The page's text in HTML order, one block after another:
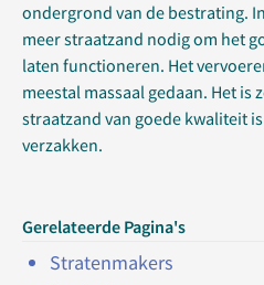
ondergrond van de bestrating.
meer straatzand nodig om het
laten functioneren. Het
meestal massaal gedaan. Het is
straatzand van goede kwaliteit
verzakken.
Gerelateerde Pagina's
Stratenmakers